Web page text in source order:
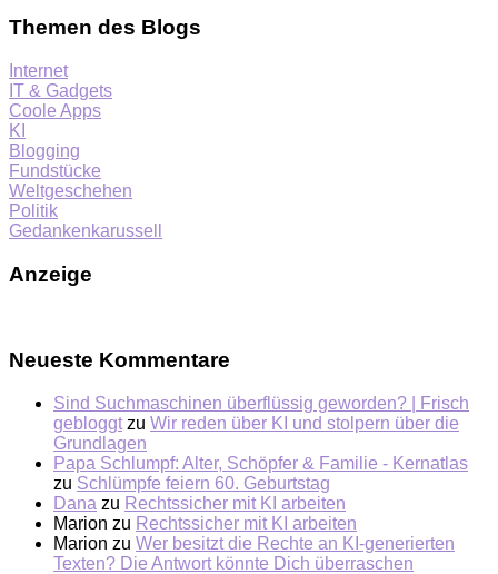
Themen des Blogs
Internet
IT & Gadgets
Coole Apps
KI
Blogging
Fundstücke
Weltgeschehen
Politik
Gedankenkarussell
Anzeige
Neueste Kommentare
Sind Suchmaschinen überflüssig geworden? | Frisch
gebloggt zu Wir reden über KI und stolpern über die
Grundlagen
Papa Schlumpf: Alter, Schöpfer & Familie - Kernatlas
zu Schlümpfe feiern 60. Geburtstag
Dana zu Rechtssicher mit KI arbeiten
Marion zu Rechtssicher mit KI arbeiten
Marion zu Wer besitzt die Rechte an KI-generierten
Texten? Die Antwort könnte Dich überraschen